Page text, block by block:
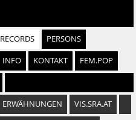
RECORDS PERSONS
INFO KONTAKT FEM.POP
ERWÄHNUNGEN VIS.SRA.AT